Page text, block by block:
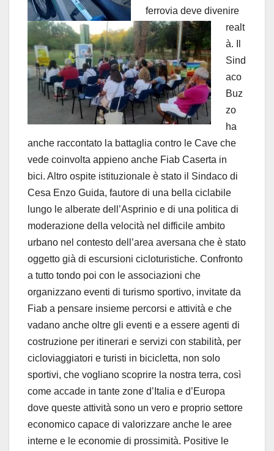
ferrovia deve divenire
realt
à. Il
Sind
aco
Buz
zo
ha
anche raccontato la battaglia contro le Cave che
vede coinvolta appieno anche Fiab Caserta in
bici. Altro ospite istituzionale è stato il Sindaco di
Cesa Enzo Guida, fautore di una bella ciclabile
lungo le alberate dell’Asprinio e di una politica di
moderazione della velocità nel difficile ambito
urbano nel contesto dell’area aversana che è stato
oggetto già di escursioni cicloturistiche. Confronto
a tutto tondo poi con le associazioni che
organizzano eventi di turismo sportivo, invitate da
Fiab a pensare insieme percorsi e attività e che
vadano anche oltre gli eventi e a essere agenti di
costruzione per itinerari e servizi con stabilità, per
cicloviaggiatori e turisti in bicicletta, non solo
sportivi, che vogliano scoprire la nostra terra, così
come accade in tante zone d’Italia e d’Europa
dove queste attività sono un vero e proprio settore
economico capace di valorizzare anche le aree
interne e le economie di prossimità. Positive le